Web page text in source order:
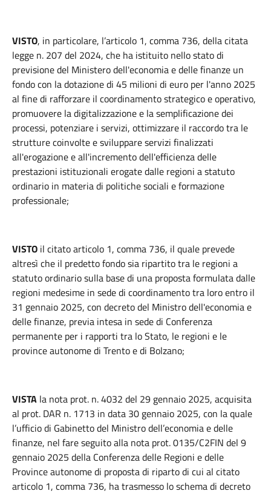
VISTO, in particolare, l’articolo 1, comma 736, della citata
legge n. 207 del 2024, che ha istituito nello stato di
previsione del Ministero dell'economia e delle finanze un
fondo con la dotazione di 45 milioni di euro per l'anno 2025
al fine di rafforzare il coordinamento strategico e operativo,
promuovere la digitalizzazione e la semplificazione dei
processi, potenziare i servizi, ottimizzare il raccordo tra le
strutture coinvolte e sviluppare servizi finalizzati
all'erogazione e all'incremento dell'efficienza delle
prestazioni istituzionali erogate dalle regioni a statuto
ordinario in materia di politiche sociali e formazione
professionale;
VISTO il citato articolo 1, comma 736, il quale prevede
altresì che il predetto fondo sia ripartito tra le regioni a
statuto ordinario sulla base di una proposta formulata dalle
regioni medesime in sede di coordinamento tra loro entro il
31 gennaio 2025, con decreto del Ministro dell'economia e
delle finanze, previa intesa in sede di Conferenza
permanente per i rapporti tra lo Stato, le regioni e le
province autonome di Trento e di Bolzano;
VISTA la nota prot. n. 4032 del 29 gennaio 2025, acquisita
al prot. DAR n. 1713 in data 30 gennaio 2025, con la quale
l’ufficio di Gabinetto del Ministro dell’economia e delle
finanze, nel fare seguito alla nota prot. 0135/C2FIN del 9
gennaio 2025 della Conferenza delle Regioni e delle
Province autonome di proposta di riparto di cui al citato
articolo 1, comma 736, ha trasmesso lo schema di decreto